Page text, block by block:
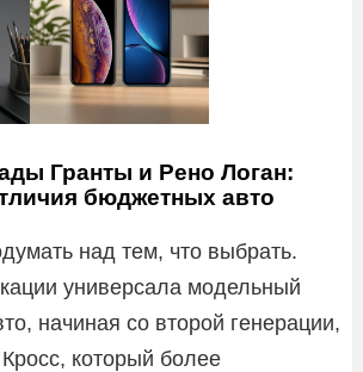
Гранты и Рено Логан:
бюджетных авто
над тем, что выбрать.
универсала модельный
начиная со второй генерации,
который более